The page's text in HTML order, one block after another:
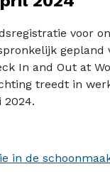
voor
In and Out at
treedt in
2024.
in de